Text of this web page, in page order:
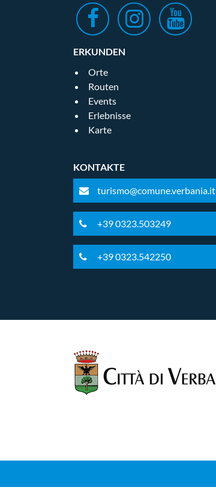
ERKUNDEN
Orte
Routen
Events
Erlebnisse
Karte
KONTAKTE
turismo@comune.verbania.it
+39 0323.503249
+39 0323.542250